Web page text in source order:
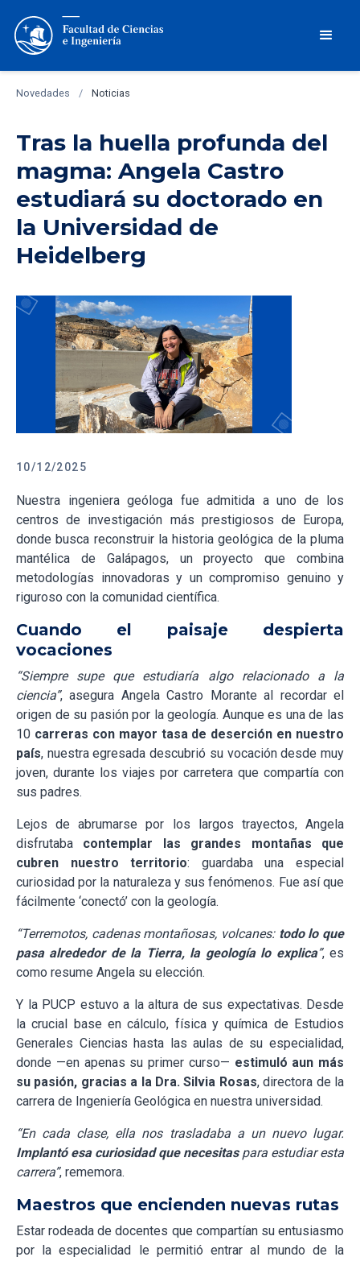
Novedades / Noticias
Tras la huella profunda del
magma: Angela Castro
estudiará su doctorado en
la Universidad de
Heidelberg
10/12/2025
Nuestra ingeniera geóloga fue admitida a uno de los
centros de investigación más prestigiosos de Europa,
donde busca reconstruir la historia geológica de la pluma
mantélica de Galápagos, un proyecto que combina
metodologías innovadoras y un compromiso genuino y
riguroso con la comunidad científica.
Cuando el paisaje despierta
vocaciones
“Siempre supe que estudiaría algo relacionado a la
ciencia”, asegura Angela Castro Morante al recordar el
origen de su pasión por la geología. Aunque es una de las
10 carreras con mayor tasa de deserción en nuestro
país, nuestra egresada descubrió su vocación desde muy
joven, durante los viajes por carretera que compartía con
sus padres.
Lejos de abrumarse por los largos trayectos, Angela
disfrutaba contemplar las grandes montañas que
cubren nuestro territorio: guardaba una especial
curiosidad por la naturaleza y sus fenómenos. Fue así que
fácilmente ‘conectó’ con la geología.
“Terremotos, cadenas montañosas, volcanes: todo lo que
pasa alrededor de la Tierra, la geología lo explica”, es
como resume Angela su elección.
Y la PUCP estuvo a la altura de sus expectativas. Desde
la crucial base en cálculo, física y química de Estudios
Generales Ciencias hasta las aulas de su especialidad,
donde —en apenas su primer curso— estimuló aun más
su pasión, gracias a la Dra. Silvia Rosas, directora de la
carrera de Ingeniería Geológica en nuestra universidad.
“En cada clase, ella nos trasladaba a un nuevo lugar.
Implantó esa curiosidad que necesitaspara estudiar esta
carrera”, rememora.
Maestros que encienden nuevas rutas
Estar rodeada de docentes que compartían su entusiasmo
por la especialidad le permitió entrar al mundo de la